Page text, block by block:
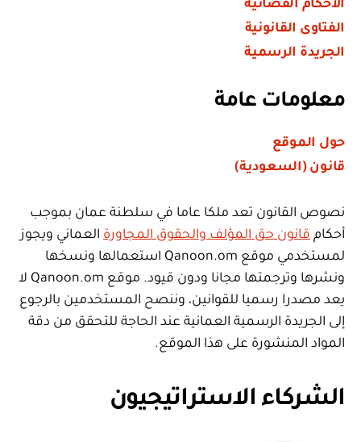
الأحكام القضائية
الفتاوى القانونية
الجريدة الرسمية
معلومات عامة
حول الموقع
قانون (السعودية)
نصوص القانون تعد ملكا عاما في سلطنة عمان بموجب
أحكام قانون حق المؤلف والحقوق المجاورة العماني ويجوز
لمستخدمي موقع Qanoon.om استعمالها ونسخها
ونشرها وترجمتها مجانا ودون قيود. موقع Qanoon.om لا
يعد مصدرا رسميا للقوانين، وننصح المستخدمين بالرجوع
إلى الجريدة الرسمية العمانية عند الحاجة للتحقق من دقة
المواد المنشورة على هذا الموقع.
الشركاء الاستراتيجيون